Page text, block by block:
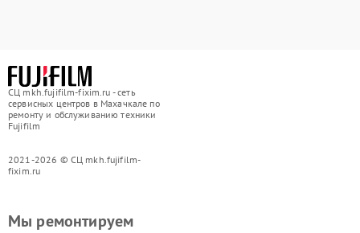
СЦ mkh.fujifilm-fixim.ru - сеть
сервисных центров в Махачкале по
ремонту и обслуживанию техники
Fujifilm
2021-2026 © СЦ mkh.fujifilm-
fixim.ru
Мы ремонтируем